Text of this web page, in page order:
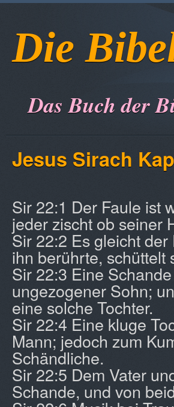
Die
Das Buch der
Jesus Sirach
Sir 22:1 Der Faule ist
jeder zischt ob seiner
Sir 22:2 Es gleicht
ihn berührte, schüttelt
Sir 22:3 Eine
ungezogener Sohn;
eine solche Tochter.
Sir 22:4 Eine kluge
Mann; jedoch zum
Schändliche.
Sir 22:5 Dem Vater
Schande, und von